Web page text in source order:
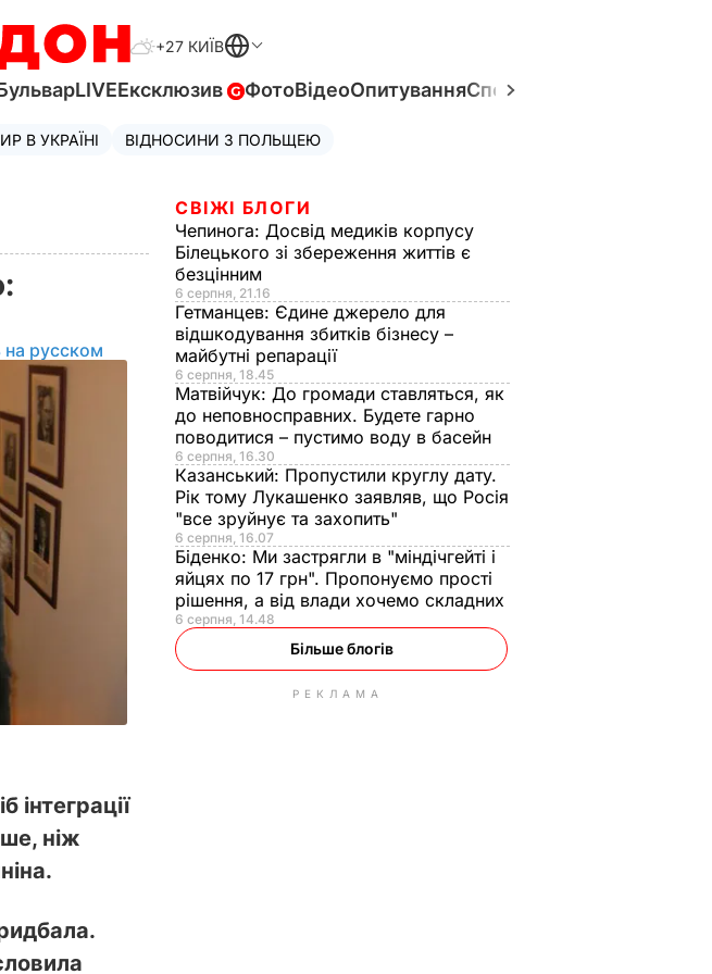
+27 КИЇВ
LIVEЕксклюзив ФотоВідеоОпитуванняСпецпроєкти
В УКРАЇНІ ВІДНОСИНИ З ПОЛЬЩЕЮ
русском
ніж
СВІЖІ БЛОГИ
Чепинога: Досвід медиків корпусу
Білецького зі збереження життів є
безцінним
6 серпня, 21.16
Гетманцев: Єдине джерело для
відшкодування збитків бізнесу –
майбутні репарації
6 серпня, 18.45
Матвійчук: До громади ставляться, як
до неповносправних. Будете гарно
поводитися – пустимо воду в басейн
6 серпня, 16.30
Казанський: Пропустили круглу дату.
Рік тому Лукашенко заявляв, що Росія
"все зруйнує та захопить"
6 серпня, 16.07
Біденко: Ми застрягли в "міндічгейті і
яйцях по 17 грн". Пропонуємо прості
рішення, а від влади хочемо складних
6 серпня, 14.48
Більше блогів
РЕКЛАМА